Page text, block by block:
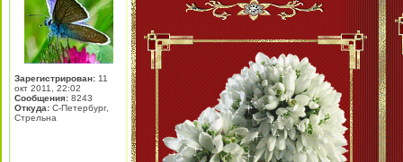
Зарегистрирован: 11
окт 2011, 22:02
Сообщения: 8243
Откуда: С-Петербург,
Стрельна